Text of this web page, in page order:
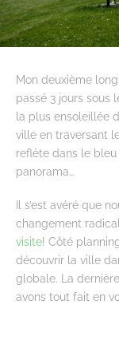
Mon deuxième
passé 3 jours sous
la plus ensoleillée
ville en traversant
reflète dans le bleu
panorama…
Il s’est avéré que
changement
visite! Côté
découvrir la ville
globale. La
avons tout fait en